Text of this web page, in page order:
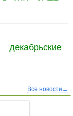
Все новости→